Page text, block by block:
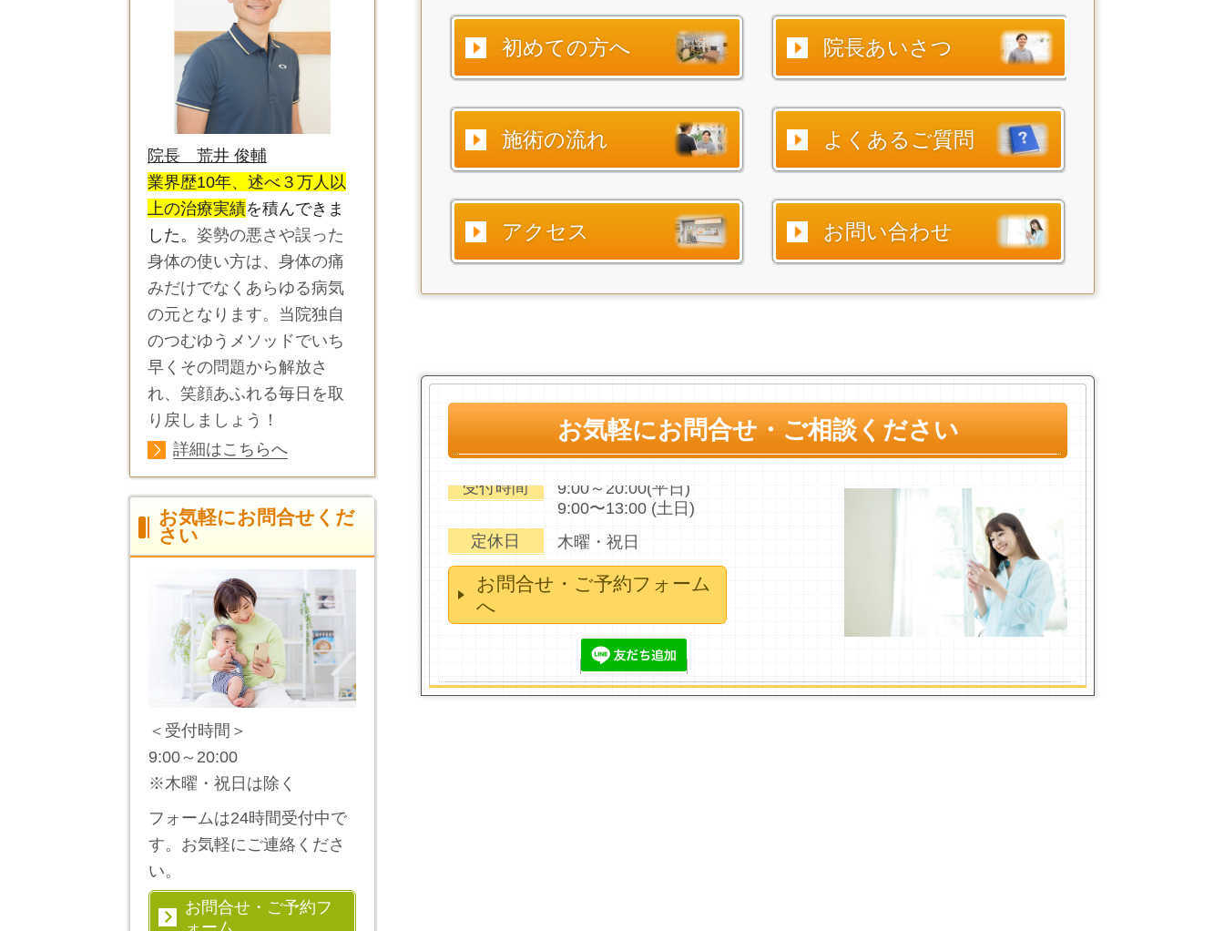
初めての方へ 院長あいさつ
施術の流れ よくあるご質問
アクセス お問い合わせ
お気軽にお問合せ・ご相談ください
受付時間
9:00～20:00(平日)
9:00〜13:00 (土日)
定休日
木曜・祝日
お問合せ・ご予約フォーム
へ
院長 荒井 俊輔
業界歴10年、述べ３万人以
上の治療実績を積んできま
した。 姿勢の悪さや誤った
身体の使い方は、身体の痛
みだけでなくあらゆる病気
の元となります。当院独自
のつむゆうメソッドでいち
早くその問題から解放さ
れ、笑顔あふれる毎日を取
り戻しましょう！
詳細はこちらへ
お気軽にお問合せくだ
さい
＜受付時間＞
9:00～20:00
※木曜・祝日は除く
フォームは24時間受付中で
す。お気軽にご連絡くださ
い。
お問合せ・ご予約フ
ォーム